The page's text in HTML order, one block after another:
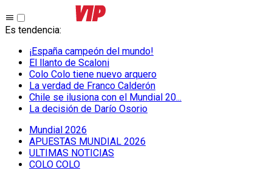
Es tendencia:
¡España campeón del mundo!
El llanto de Scaloni
Colo Colo tiene nuevo arquero
La verdad de Franco Calderón
Chile se ilusiona con el Mundial 20...
La decisión de Darío Osorio
Mundial 2026
APUESTAS MUNDIAL 2026
ULTIMAS NOTICIAS
COLO COLO